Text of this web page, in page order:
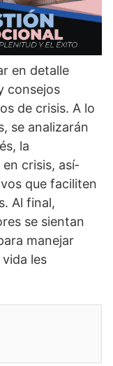
en detalle
consejos
de crisis. A lo
se analizarán
la
en crisis, así­
que faciliten
Al final,
se sientan
manejar
les